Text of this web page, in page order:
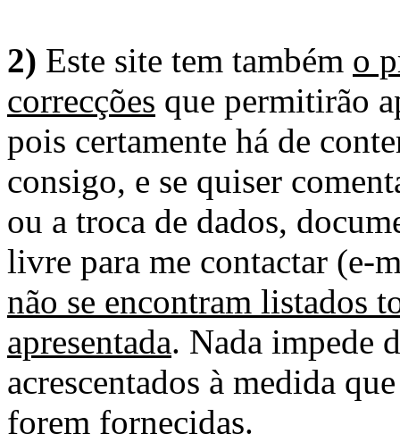
2) Este site tem também o
correcções que permitirão
pois certamente há de
consigo, e se quiser
ou a troca de dados,
livre para me contactar (e-
não se encontram listados
apresentada. Nada impede
acrescentados à medida
forem fornecidas.